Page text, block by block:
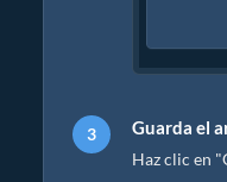
Guarda el
Haz clic en